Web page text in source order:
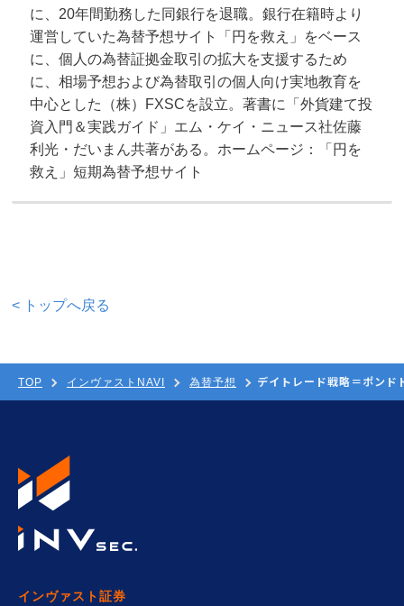
に、20年間勤務した同銀行を退職。銀行在籍時より
運営していた為替予想サイト「円を救え」をベース
に、個人の為替証拠金取引の拡大を支援するため
に、相場予想および為替取引の個人向け実地教育を
中心とした（株）FXSCを設立。著書に「外貨建て投
資入門＆実践ガイド」エム・ケイ・ニュース社佐藤
利光・だいまん共著がある。ホームページ：「円を
救え」短期為替予想サイト
< トップへ戻る
TOP インヴァストNAVI 為替予想 デイトレード戦略＝ポン
インヴァスト証券